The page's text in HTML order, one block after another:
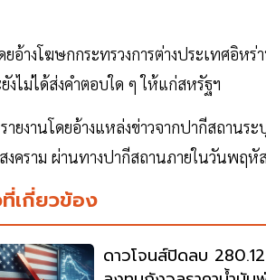
ยอ้างโฆษกกระทรวงการต่างประเทศอิห
งไม่ได้ส่งคำตอบใด ๆ ให้แก่สหรัฐฯ
ายงานโดยอ้างแหล่งข่าวจากปากีสถานร
งคราม ผ่านทางปากีสถานภายในวันพฤ
ที่เกี่ยวข้อง
ดาวโจนส์ปิดลบ